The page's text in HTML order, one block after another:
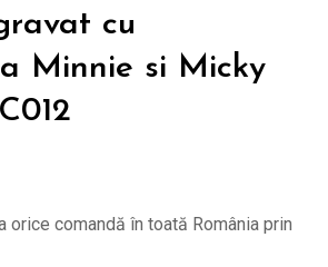
cu
Minnie si Micky
orice comandă în toată România prin